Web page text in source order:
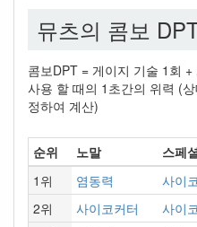
뮤츠의 콤보
콤보DPT = 게이지 기술 1회
사용 할 때의 1초간의 위력 (
정하여 계산)
순위 노말 스페
1위
염동력 사이
2위
사이코커터 사이